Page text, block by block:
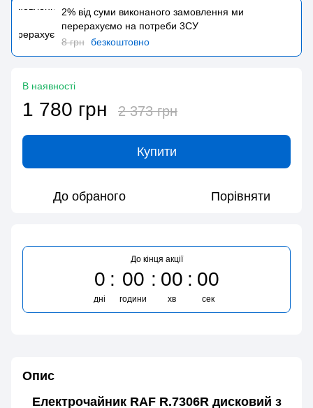
2% від суми виконаного замовлення ми
перерахуємо на потреби 3CУ
8 грн безкоштовно
В наявності
1 780 грн 2 373 грн
Купити
До обраного Порівняти
До кінця акції
0
дні
00
години
00
хв
00
сек
Опис
Електрочайник RAF R.7306R дисковий з